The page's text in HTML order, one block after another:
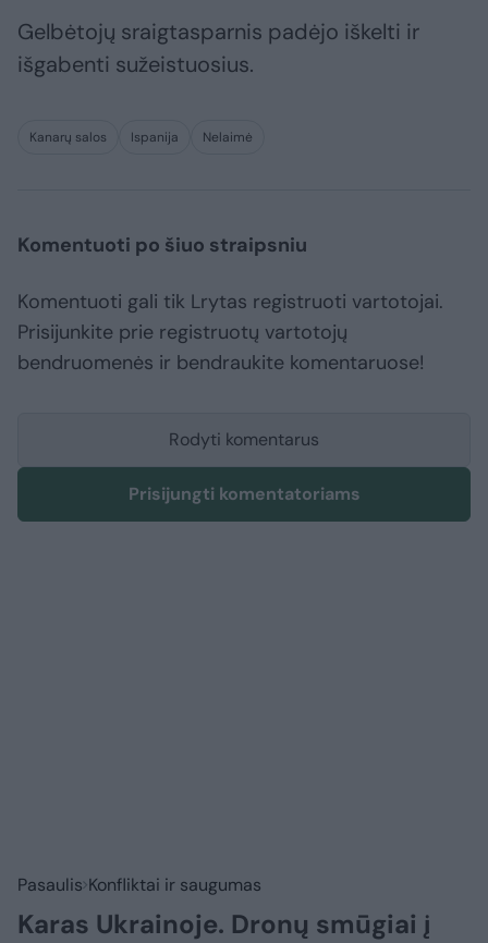
Gelbėtojų sraigtasparnis padėjo iškelti ir
išgabenti sužeistuosius.
Kanarų salos Ispanija Nelaimė
Komentuoti po šiuo straipsniu
Komentuoti gali tik Lrytas registruoti vartotojai.
Prisijunkite prie registruotų vartotojų
bendruomenės ir bendraukite komentaruose!
Rodyti komentarus
Prisijungti komentatoriams
Pasaulis Konfliktai ir saugumas
Karas Ukrainoje. Dronų smūgiai į